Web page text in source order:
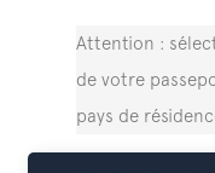
Attention :
de votre
pays de